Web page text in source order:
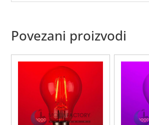
Povezani proizvodi